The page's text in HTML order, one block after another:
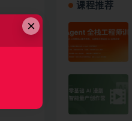
课程推荐
×